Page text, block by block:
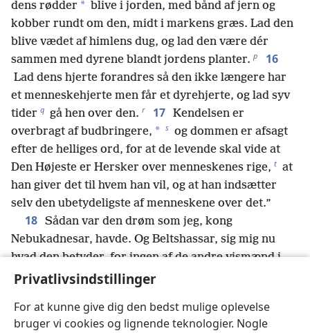
Privatlivsindstillinger
For at kunne give dig den bedst mulige oplevelse
bruger vi cookies og lignende teknologier. Nogle
dens rødder * blive i jorden, med bånd af jern og
kobber rundt om den, midt i markens græs. Lad den
blive vædet af himlens dug, og lad den være dér
sammen med dyrene blandt jordens planter. p 16
Lad dens hjerte forandres så den ikke længere har
et menneskehjerte men får et dyrehjerte, og lad syv
tider q gå hen over den. r 17 Kendelsen er
overbragt af budbringere, * s og dommen er afsagt
efter de helliges ord, for at de levende skal vide at
Den Højeste er Hersker over menneskenes rige, t at
han giver det til hvem han vil, og at han indsætter
selv den ubetydeligste af menneskene over det.”
18 Sådan var den drøm som jeg, kong
Nebukadnesar, havde. Og Beltshassar, sig mig nu
hvad den betyder, for ingen af de andre vismænd i
mit rige har kunnet tyde den for mig.
19 Et øjeblik var Daniel, der havde fået navnet
Beltshassar, v lamslået, og hans tanker gjorde ham